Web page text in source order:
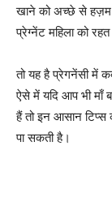
खाने को अच्छे से हज़म
प्रेग्नेंट महिला को
तो यह है प्रेगनेंसी में
ऐसे में यदि आप भी माँ
हैं तो इन आसान
पा सकती है।